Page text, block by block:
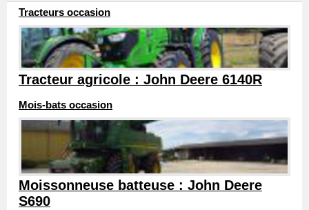
Tracteurs occasion
Tracteur agricole : John Deere 6140R
Mois-bats occasion
Moissonneuse batteuse : John Deere
S690